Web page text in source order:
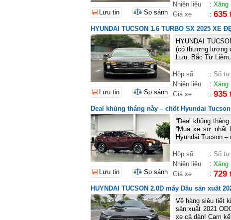
Nhiên liệu
: Xăng
Giá xe
: 635
Lưu tin So sánh
HYUNDAI TUCSON 1.6 TURBO SX 2025 XE
HYUNDAI
(có thương lượng
Lưu, Bắc Từ
Hộp số : Số tự
Nhiên liệu
: Xăng
Giá xe
: 935
Lưu tin So sánh
Deal khủng tháng này – chốt Hyundai
“Deal khủng
“Mua xe sợ nhất
Hyundai Tucson
Hộp số : Số tự
Nhiên liệu
: Xăng
Giá xe
: 729
Lưu tin So sánh
HUYNDAI TUCSON 2.0D máy Dầu sản xuất
Về hàng siêu tiết
sản xuất 2021
xe cả dàn! Cam